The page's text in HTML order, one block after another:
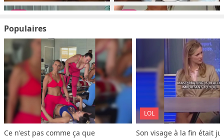
Populaires
Ce n'est pas comme ça que
LOL
Son visage à la fin était